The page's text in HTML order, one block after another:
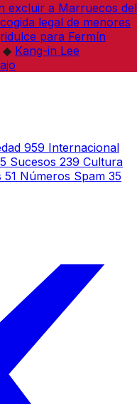
excluir a Marruecos del
legal de menores
para Fermín
◆ Kang-in Lee
959 Internacional
Sucesos 239 Cultura
51 Números Spam 35